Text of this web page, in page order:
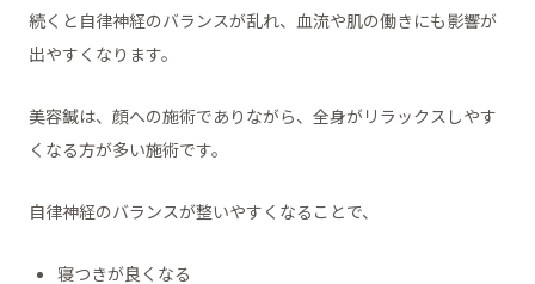
続くと自律神経のバランスが乱れ、血流や肌の働きにも影響が
出やすくなります。
美容鍼は、顔への施術でありながら、全身がリラックスしやす
くなる方が多い施術です。
自律神経のバランスが整いやすくなることで、
寝つきが良くなる